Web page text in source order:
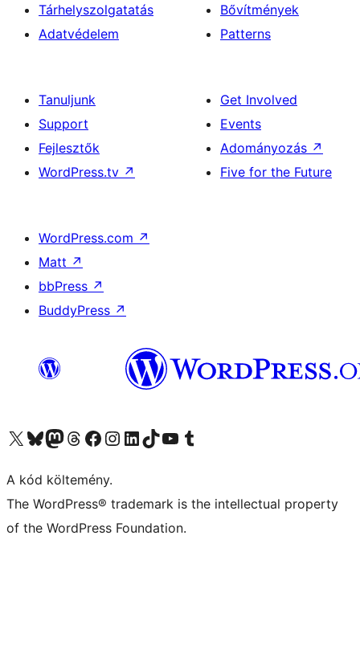
Tárhelyszolgatatás
Adatvédelem
Bővítmények
Patterns
Tanuljunk
Support
Fejlesztők
WordPress.tv ↗
Get Involved
Events
Adományozás ↗
Five for the Future
WordPress.com ↗
Matt ↗
bbPress ↗
BuddyPress ↗
Visit our X (formerly Twitter) account
Visit our Bluesky account
Twitter csatornánk
Visit our Threads account
Facebook oldalunk megtekintése
Visit our Instagram account
Visit our LinkedIn account
Visit our TikTok account
Visit our YouTube channel
Visit our Tumblr account
A kód költemény.
The WordPress® trademark is the intellectual property
of the WordPress Foundation.